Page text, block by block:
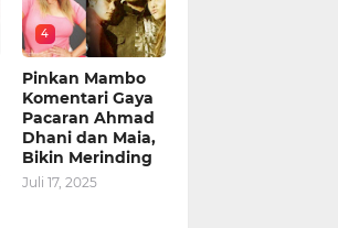
4
Pinkan Mambo
Komentari Gaya
Pacaran Ahmad
Dhani dan Maia,
Bikin Merinding
Juli 17, 2025